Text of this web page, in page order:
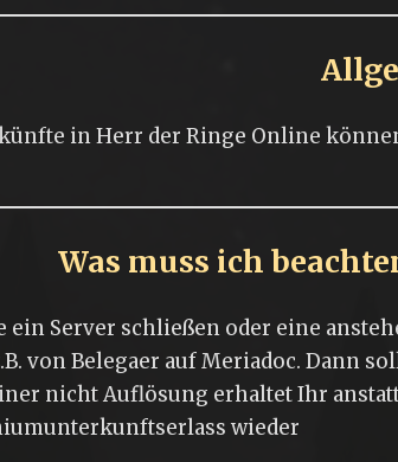
in Herr der Ringe Online
Was muss ich
ein Server schließen oder eine
von Belegaer auf Meriadoc. Dann
nicht Auflösung erhaltet Ihr
wieder